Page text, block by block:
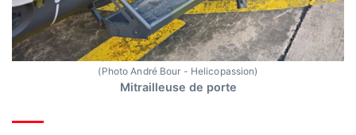
(Photo André Bour - Helicopassion)
Mitrailleuse de porte